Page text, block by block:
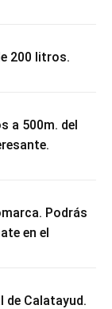
200 litros.
a 500m. del
Podrás
en el
de Calatayud.